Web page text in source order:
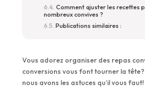
Comment ajuster les recettes
nombreux convives ?
Publications similaires :
Vous adorez organiser des repas
conversions vous font tourner la
nous avons les astuces qu’il vous